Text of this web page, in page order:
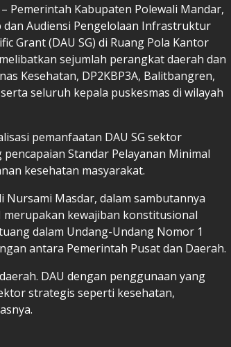
Pemerintah Kabupaten Polewali Mandar,
Audiensi Pengelolaan Infrastruktur
Grant (DAU SG) di Ruang Pola Kantor
sejumlah perangkat daerah dan
Kesehatan, DP2KBP3A, Balitbangren,
seluruh kepala puskesmas di wilayah
pemanfaatan DAU SG sektor
Standar Pelayanan Minimal
kesehatan masyarakat.
Nursami Masdar, dalam sambutannya
merupakan kewajiban konstitusional
dalam Undang-Undang Nomor 1
antara Pemerintah Pusat dan Daerah.
DAU dengan penggunaan yang
strategis seperti kesehatan,